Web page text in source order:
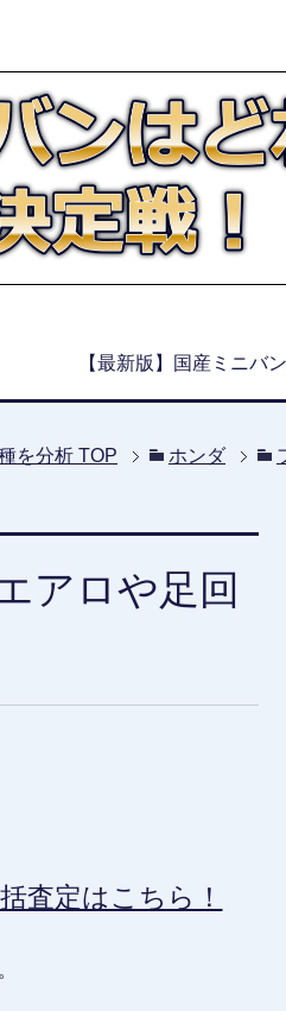
【最新版】国産ミニバ
を分析 TOP ホンダ
アロや足回
査定はこちら！